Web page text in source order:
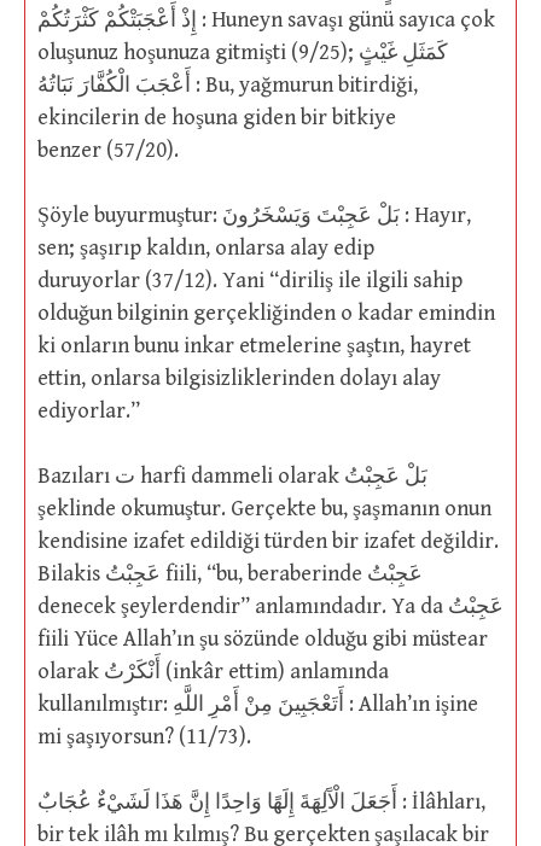
إِذْ أَعْجَبَتْكُمْ كَثْرَتُكُمْ : Huneyn savaşı günü sayıca çok
oluşunuz hoşunuza gitmişti (9/25); كَمَثَلِ غَيْثٍ
أَعْجَبَ الْكُفَّارَ نَبَاتُهُ : Bu, yağmurun bitirdiği,
ekincilerin de hoşuna giden bir bitkiye
benzer (57/20).
Şöyle buyurmuştur: بَلْ عَجِبْتَ وَيَسْخَرُونَ : Hayır,
sen; şaşırıp kaldın, onlarsa alay edip
duruyorlar (37/12). Yani “diriliş ile ilgili sahip
olduğun bilginin gerçekliğinden o kadar emindin
ki onların bunu inkar etmelerine şaştın, hayret
ettin, onlarsa bilgisizliklerinden dolayı alay
ediyorlar.”
Bazıları ت harfi dammeli olarak بَلْ عَجِبْتُ
şeklinde okumuştur. Gerçekte bu, şaşmanın onun
kendisine izafet edildiği türden bir izafet değildir.
Bilakis عَجِبْتُ fiili, “bu, beraberinde عَجِبْتُ
denecek şeylerdendir” anlamındadır. Ya da عَجِبْتُ
fiili Yüce Allah’ın şu sözünde olduğu gibi müstear
olarak أَنْكَرْتُ (inkâr ettim) anlamında
kullanılmıştır: أَتَعْجَبِينَ مِنْ أَمْرِ اللَّهِ : Allah’ın işine
mi şaşıyorsun? (11/73).
أَجَعَلَ الْآَلِهَةَ إِلَهًا وَاحِدًا إِنَّ هَذَا لَشَيْءٌ عُجَابٌ : İlâhları,
bir tek ilâh mı kılmış? Bu gerçekten şaşılacak bir